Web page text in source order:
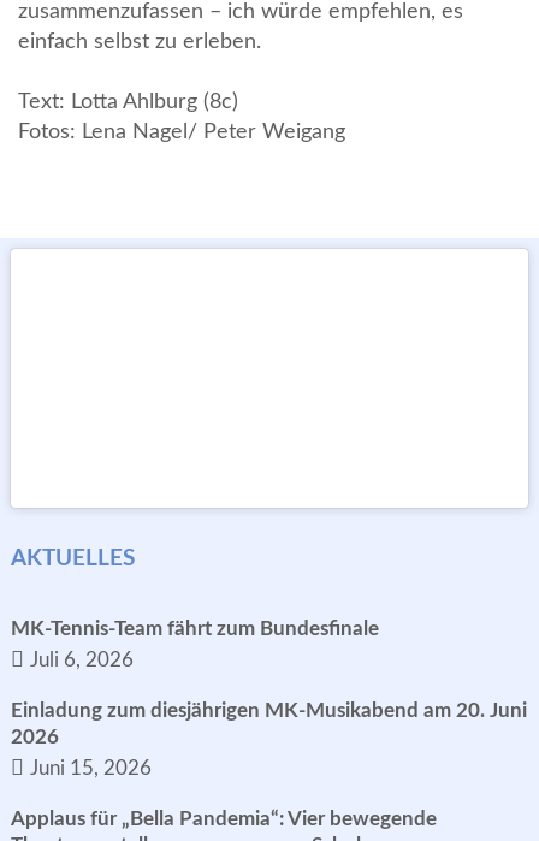
zusammenzufassen – ich würde empfehlen, es
einfach selbst zu erleben.
Text: Lotta Ahlburg (8c)
Fotos: Lena Nagel/ Peter Weigang
AKTUELLES
MK-Tennis-Team fährt zum Bundesfinale
Juli 6, 2026
Einladung zum diesjährigen MK-Musikabend am 20. Juni
2026
Juni 15, 2026
Applaus für „Bella Pandemia“: Vier bewegende